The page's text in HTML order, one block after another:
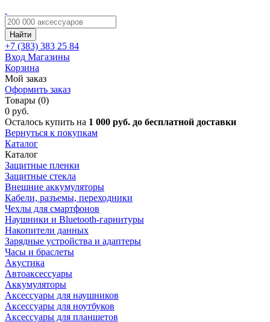
Найти
+7 (383) 383 25 84
Вход Магазины
Корзина
Мой заказ
Оформить заказ
Товары (0)
0 руб.
Осталось купить на 1 000 руб. до бесплатной доставки
Вернуться к покупкам
Каталог
Каталог
Защитные пленки
Защитные стекла
Внешние аккумуляторы
Кабели, разъемы, переходники
Чехлы для смартфонов
Наушники и Bluetooth-гарнитуры
Накопители данных
Зарядные устройства и адаптеры
Часы и браслеты
Акустика
Автоаксессуары
Аккумуляторы
Аксессуары для наушников
Аксессуары для ноутбуков
Аксессуары для планшетов